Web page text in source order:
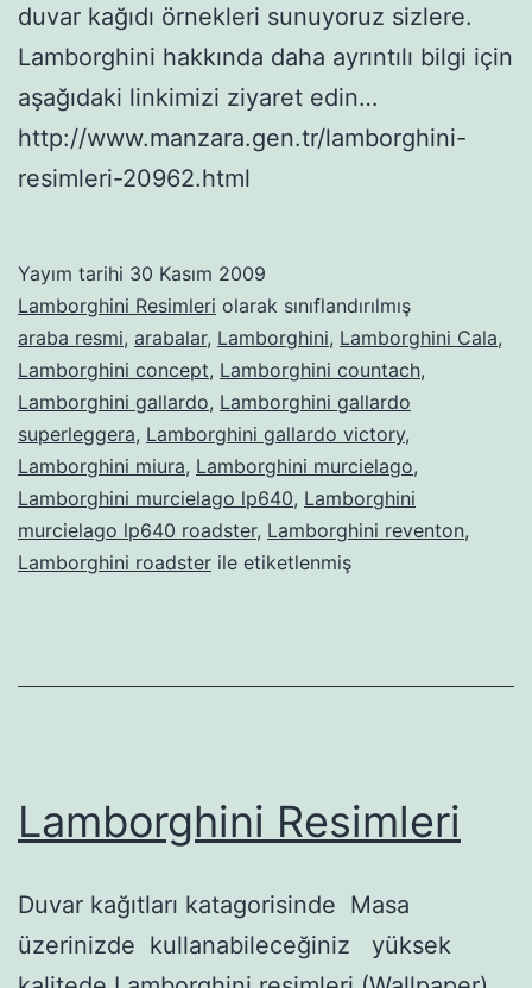
duvar kağıdı örnekleri sunuyoruz sizlere.
Lamborghini hakkında daha ayrıntılı bilgi için
aşağıdaki linkimizi ziyaret edin…
http://www.manzara.gen.tr/lamborghini-
resimleri-20962.html
Yayım tarihi 30 Kasım 2009
Lamborghini Resimleri olarak sınıflandırılmış
araba resmi, arabalar, Lamborghini, Lamborghini Cala,
Lamborghini concept, Lamborghini countach,
Lamborghini gallardo, Lamborghini gallardo
superleggera, Lamborghini gallardo victory,
Lamborghini miura, Lamborghini murcielago,
Lamborghini murcielago lp640, Lamborghini
murcielago lp640 roadster, Lamborghini reventon,
Lamborghini roadster ile etiketlenmiş
Lamborghini Resimleri
Duvar kağıtları katagorisinde Masa
üzerinizde kullanabileceğiniz yüksek